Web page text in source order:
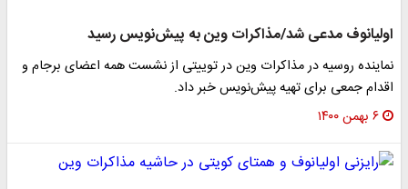
اولیانوف مدعی شد/مذاکرات وین به پیش‌نویس رسید
نماینده روسیه در مذاکرات وین در توییتی از نشست همه اعضای برجام و
اقدام جمعی برای تهیه پیش‌نویس خبر داد.
۶ بهمن ۱۴۰۰